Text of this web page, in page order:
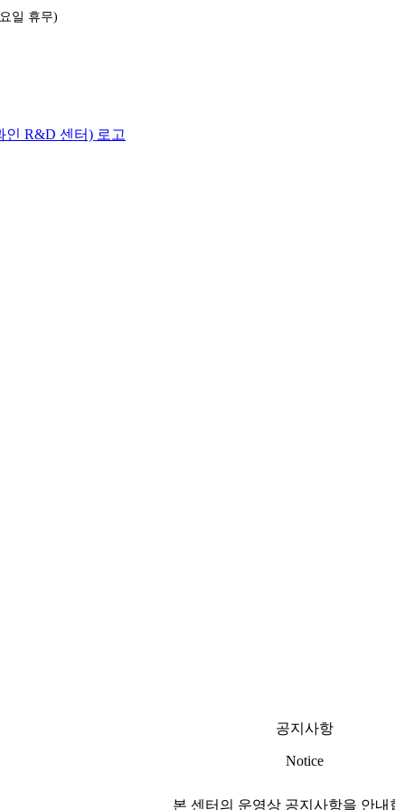
일 휴무)
공지사항
Notice
본 센터의 운영상 공지사항을 안내